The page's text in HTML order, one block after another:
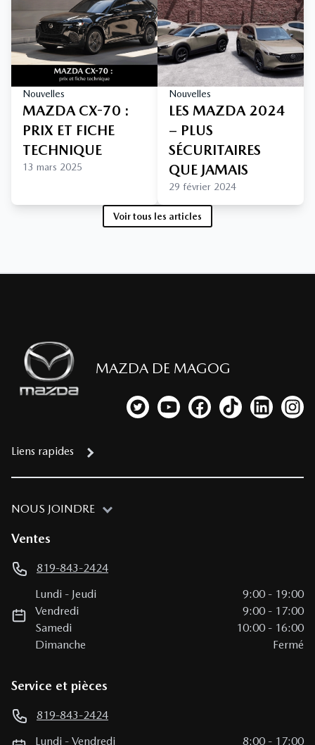
Nouvelles
MAZDA CX-70 :
PRIX ET FICHE
TECHNIQUE
13 mars 2025
Nouvelles
LES MAZDA 2024
– PLUS
SÉCURITAIRES
QUE JAMAIS
29 février 2024
Voir tous les articles
MAZDA DE MAGOG
Lien vers notre compte Twitter
Lien vers notre chaîne
Lien vers notre page
Lien vers notre
Lien vers
Lien
Liens rapides
NOUS JOINDRE
Ventes
819-843-2424
Lundi - Jeudi 9:00 - 19:00
Vendredi
9:00 - 17:00
Samedi
10:00 - 16:00
Dimanche
Fermé
Service et pièces
819-843-2424
Lundi -Vendredi 8:00 - 17:00